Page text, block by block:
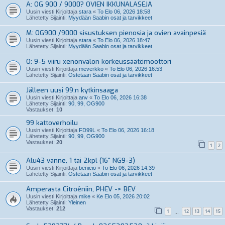
A: OG 900 / 9000? OVIEN IKKUNALASEJA
Uusin viesti Kirjoittaja stara « To Elo 06, 2026 18:58
Lähetetty Sijainti: Myydään Saabin osat ja tarvikkeet
M: OG900 /9000 sisustuksen pienosia ja ovien avainpesiä
Uusin viesti Kirjoittaja stara « To Elo 06, 2026 18:47
Lähetetty Sijainti: Myydään Saabin osat ja tarvikkeet
O: 9-5 viiru xenonvalon korkeussäätömoottori
Uusin viesti Kirjoittaja meverkko « To Elo 06, 2026 16:53
Lähetetty Sijainti: Ostetaan Saabin osat ja tarvikkeet
Jälleen uusi 99:n kytkinsaaga
Uusin viesti Kirjoittaja anv « To Elo 06, 2026 16:38
Lähetetty Sijainti: 90, 99, OG900
Vastaukset: 10
99 kattoverhoilu
Uusin viesti Kirjoittaja FD99L « To Elo 06, 2026 16:18
Lähetetty Sijainti: 90, 99, OG900
Vastaukset: 20 1 2
Alu43 vanne, 1 tai 2kpl (16" NG9-3)
Uusin viesti Kirjoittaja benicio « To Elo 06, 2026 14:39
Lähetetty Sijainti: Ostetaan Saabin osat ja tarvikkeet
Amperasta Citroêniin, PHEV -> BEV
Uusin viesti Kirjoittaja mike « Ke Elo 05, 2026 20:02
Lähetetty Sijainti: Yleinen
Vastaukset: 212 1 12 13 14 15